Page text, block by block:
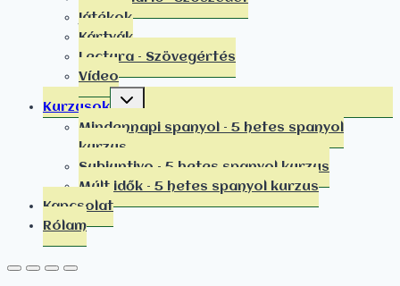
Játékok
Kártyák
Lectura – Szövegértés
Vídeo
Kurzusok
Mindennapi spanyol – 5 hetes spanyol
kurzus
Subjuntivo – 5 hetes spanyol kurzus
Múlt idők – 5 hetes spanyol kurzus
Kapcsolat
Rólam